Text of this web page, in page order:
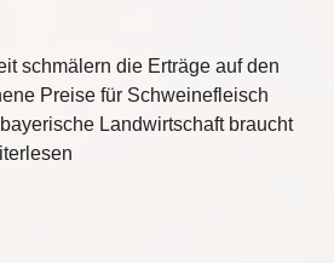
schmälern die Erträge auf den
Preise für Schweinefleisch
Landwirtschaft braucht